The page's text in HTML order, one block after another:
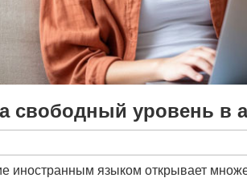
свободный уровень в
иностранным языком открывает